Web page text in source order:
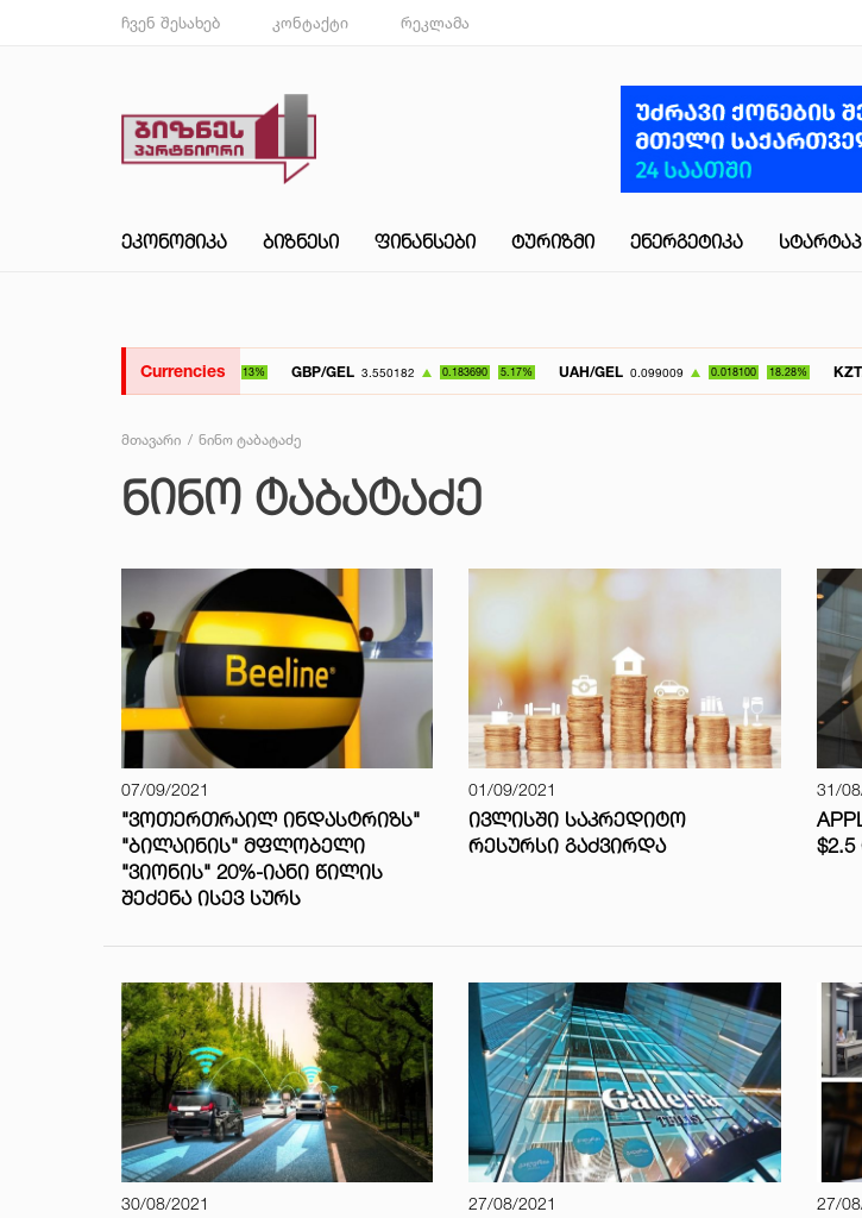
ჩვენ შესახებ კონტაქტი რეკლამა
ᲔᲙᲝᲜᲝᲛᲘᲙᲐ ᲑᲘᲖᲜᲔᲡᲘ ᲤᲘᲜᲐᲜᲡᲔᲑᲘ ᲢᲣᲠᲘᲖᲛᲘ ᲔᲜᲔᲠᲒᲔᲢᲘᲙᲐ
CurrenciesGBP/GEL 3.550182 0.183690 5.17% UAH/GEL 0.099009 0.018100 18.28% KZT/GEL
მთავარი ნინო ტაბატაძე
ᲜᲘᲜᲝ ᲢᲐᲑᲐᲢᲐᲫᲔ
07/09/2021
"ᲕᲝᲗᲔᲠᲗᲠᲐᲘᲚ ᲘᲜᲓᲐᲡᲢᲠᲘᲖᲡ"
"ᲑᲘᲚᲐᲘᲜᲘᲡ" ᲛᲤᲚᲝᲑᲔᲚᲘ
"ᲕᲘᲝᲜᲘᲡ" 20%-ᲘᲐᲜᲘ ᲬᲘᲚᲘᲡ
ᲨᲔᲫᲔᲜᲐ ᲘᲡᲔᲕ ᲡᲣᲠᲡ
01/09/2021
ᲘᲕᲚᲘᲡᲨᲘ ᲡᲐᲙᲠᲔᲓᲘᲢᲝ
ᲠᲔᲡᲣᲠᲡᲘ ᲒᲐᲫᲕᲘᲠᲓᲐ
31/
30/08/2021 27/08/2021 27/